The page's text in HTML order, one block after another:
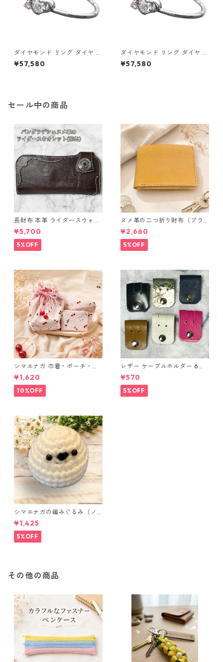
ダイヤモンド リング ダイヤ ア
イスブルーダイヤ 合計0.06ct
10.5号 プラチナ Pt950 ハート
¥57,580
ダイヤモンド リング ダイヤ ア
イスブルーダイヤ 合計0.06ct
11号 プラチナ Pt950 ハートモ
¥57,580
セール中の商品
長財布 本革 ライダースウォレ
ット 国産 ヌメ革 ブラウン バ
ングラデシュ l175 レザー 革財
布 ハンドメイド 経年変化
¥5,700
5%OFF
ヌメ革の二つ折り財布（ブラ
ウン系）
¥2,660
5%OFF
シマエナガ 巾着・ポーチ・ミ
ニポーチ(カード収納にも) ３
点セット さくらんぼ柄×淡いピ
ンク
¥1,620
10%OFF
レザー ケーブルホルダー 6個
セット
¥570
5%OFF
シマエナガの編みぐるみ（ノ
ーマル）
¥1,425
5%OFF
その他の商品